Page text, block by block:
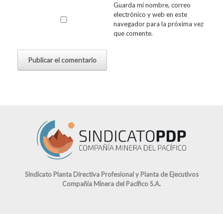
Guarda mi nombre, correo
electrónico y web en este
navegador para la próxima vez
que comente.
Sindicato Planta Directiva Profesional y Planta de Ejecutivos
Compañía Minera del Pacífico S.A.